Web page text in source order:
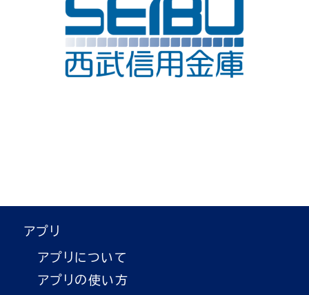
アプリ
アプリについて
アプリの使い方